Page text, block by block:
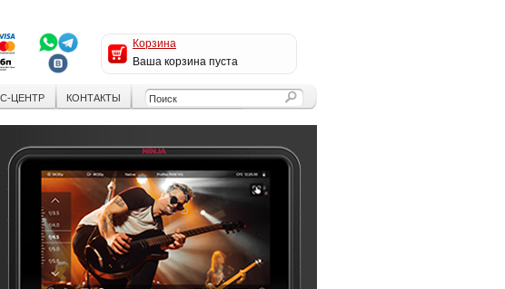
Корзина
Ваша корзина пуста
ЦЕНТР КОНТАКТЫ